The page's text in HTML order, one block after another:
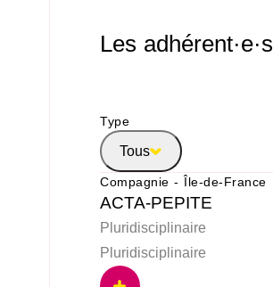
Les adhérent·e·s
Type
Tous
Compagnie - Île-de-France
ACTA-PEPITE
Pluridisciplinaire
Pluridisciplinaire